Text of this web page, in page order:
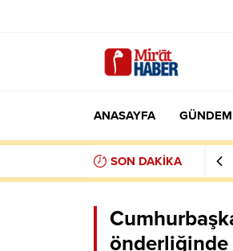
ANASAYFA GÜNDEM
SON DAKİKA